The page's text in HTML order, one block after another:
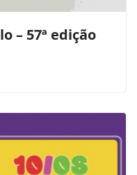
– 57ª edição